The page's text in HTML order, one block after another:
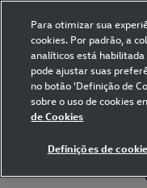
Home Volkswagen Pet
FILTRAR
Para otimizar sua
cookies. Por padrão, a
analíticos está
pode ajustar suas
no botão 'Definição de
sobre o uso de cookies
de Cookies
Definições de